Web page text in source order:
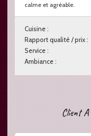
calme et agréable.
Cuisine :
Rapport qualité / prix :
Service :
Ambiance :
Client A